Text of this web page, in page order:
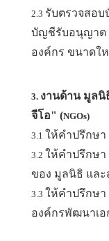
2.3 รับตรวจสอ
บัญชีรับอนุญาต
องค์กร ขนาดใ
3. งานด้าน มูล
จีโอ" (NGOs)
3.1 ให้คำปรึกษา
3.2 ให้คำปรึกษ
ของ มูลนิธิ แล
3.3 ให้คำปรึกษา
องค์กรพัฒนาเอ